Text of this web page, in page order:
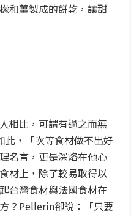
和薑製成的餅乾，讓甜
相比，可謂有過之而無
，「次等食材做不出好
名言，更是深烙在他心
材上，除了較易取得以
台灣食材與法國食材在
？Pellerin卻說：「只要